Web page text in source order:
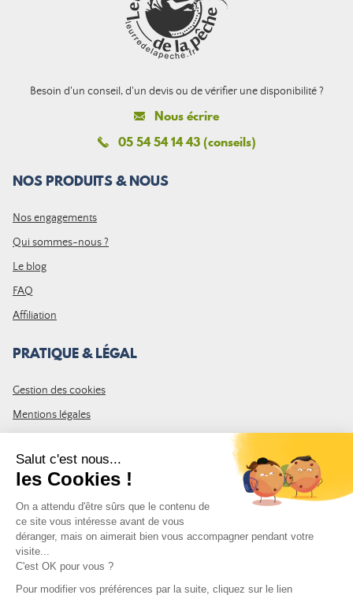
Besoin d'un conseil, d'un devis ou de vérifier une disponibilité ?
Nous écrire
05 54 54 14 43 (conseils)
NOS PRODUITS & NOUS
Nos engagements
Qui sommes-nous ?
Le blog
FAQ
Affiliation
PRATIQUE & LÉGAL
Gestion des cookies
Mentions légales
Plan du site
REJOIGNEZ LA COMMUNAUTÉ
Inscrivez-vous à la newsletter Leurre de la pêche et recevez un code
de 10% de remise valable sur votre première commande.